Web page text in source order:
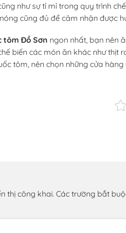
như sự tỉ mỉ trong quy trình
cũng đủ để cảm nhận được
tôm Đồ Sơn ngon nhất, bạn nên
biến các món ăn khác như thịt
tôm, nên chọn những cửa
thị công khai. Các trường bắt